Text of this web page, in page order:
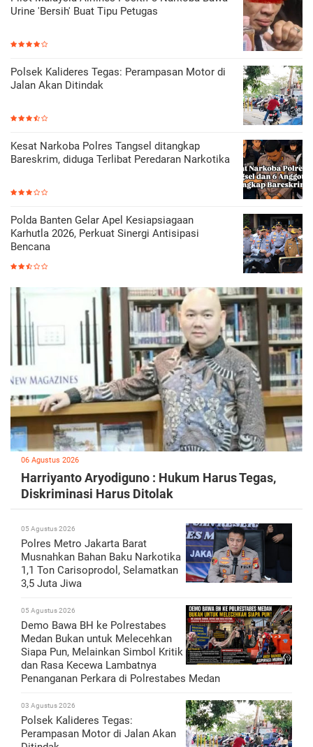
Urine 'Bersih' Buat Tipu Petugas
Polsek Kalideres Tegas: Perampasan Motor di
Jalan Akan Ditindak
Kesat Narkoba Polres Tangsel ditangkap
Bareskrim, diduga Terlibat Peredaran Narkotika
Polda Banten Gelar Apel Kesiapsiagaan
Karhutla 2026, Perkuat Sinergi Antisipasi
Bencana
06 Agustus 2026
Harriyanto Aryodiguno : Hukum Harus Tegas,
Diskriminasi Harus Ditolak
05 Agustus 2026
Polres Metro Jakarta Barat
Musnahkan Bahan Baku Narkotika
1,1 Ton Carisoprodol, Selamatkan
3,5 Juta Jiwa
05 Agustus 2026
Demo Bawa BH ke Polrestabes
Medan Bukan untuk Melecehkan
Siapa Pun, Melainkan Simbol Kritik
dan Rasa Kecewa Lambatnya
Penanganan Perkara di Polrestabes Medan
03 Agustus 2026
Polsek Kalideres Tegas:
Perampasan Motor di Jalan Akan